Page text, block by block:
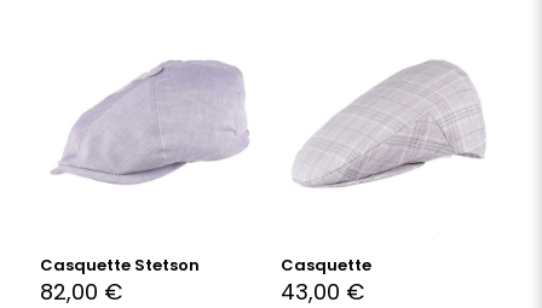
Casquette Stetson
82,00 €
Casquette
43,00 €